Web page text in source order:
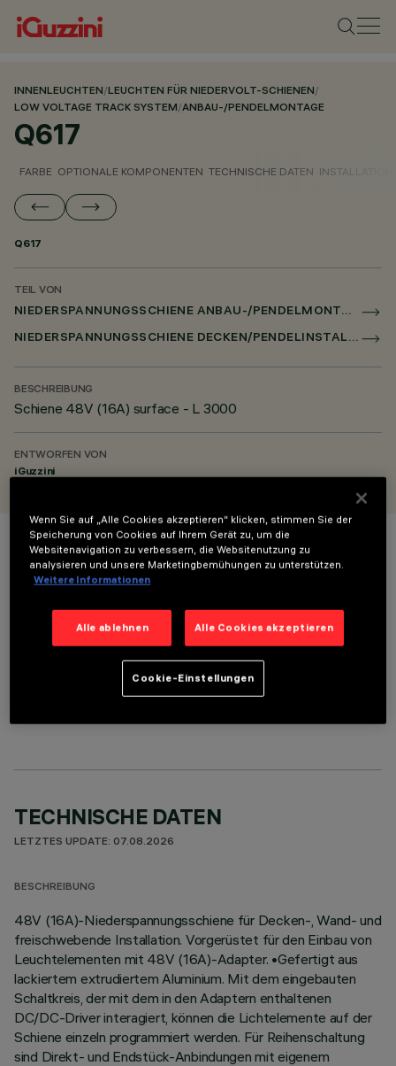
INNENLEUCHTEN/LEUCHTEN FÜR NIEDERVOLT-SCHIENEN/
LOW VOLTAGE TRACK SYSTEM/ANBAU-/PENDELMONTAGE
Q617
FARBE OPTIONALE KOMPONENTEN TECHNISCHE DATEN INSTALLATION
Q617
TEIL VON
NIEDERSPANNUNGSSCHIENE ANBAU-/PENDELMONTAGE DALI POWERLINE
NIEDERSPANNUNGSSCHIENE DECKEN/PENDELINSTALLATION CASAMBI
BESCHREIBUNG
Schiene 48V (16A) surface - L 3000
ENTWORFEN VON
iGuzzini
FARBE
OPTIONALE KOMPONENTEN
TECHNISCHE DATEN
LETZTES UPDATE: 07.08.2026
BESCHREIBUNG
48V (16A)-Niederspannungsschiene für Decken-, Wand- und
freischwebende Installation. Vorgerüstet für den Einbau von
Leuchtelementen mit 48V (16A)-Adapter. •Gefertigt aus
lackiertem extrudiertem Aluminium. Mit dem eingebauten
Schaltkreis, der mit dem in den Adaptern enthaltenen
DC/DC-Driver interagiert, können die Lichtelemente auf der
Schiene einzeln programmiert werden. Für Reihenschaltung
sind Direkt- und Endstück-Anbindungen mit eigenem
Wenn Sie auf „Alle Cookies akzeptieren“ klicken, stimmen Sie der
Speicherung von Cookies auf Ihrem Gerät zu, um die
Websitenavigation zu verbessern, die Websitenutzung zu
analysieren und unsere Marketingbemühungen zu unterstützen.
Weitere Informationen
Alle ablehnen Alle Cookies akzeptieren
Cookie-Einstellungen